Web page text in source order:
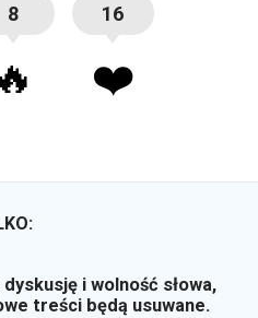
8
🔥
16
❤️
i wolność słowa,
treści będą usuwane.